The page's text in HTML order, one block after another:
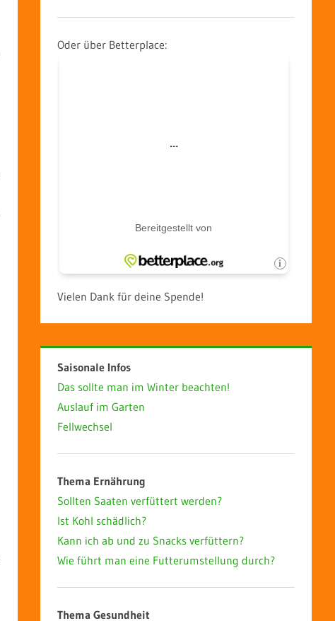
Oder über Betterplace:
Vielen Dank für deine Spende!
Saisonale Infos
Das sollte man im Winter beachten!
Auslauf im Garten
Fellwechsel
Thema Ernährung
Sollten Saaten verfüttert werden?
Ist Kohl schädlich?
Kann ich ab und zu Snacks verfüttern?
Wie führt man eine Futterumstellung durch?
Thema Gesundheit